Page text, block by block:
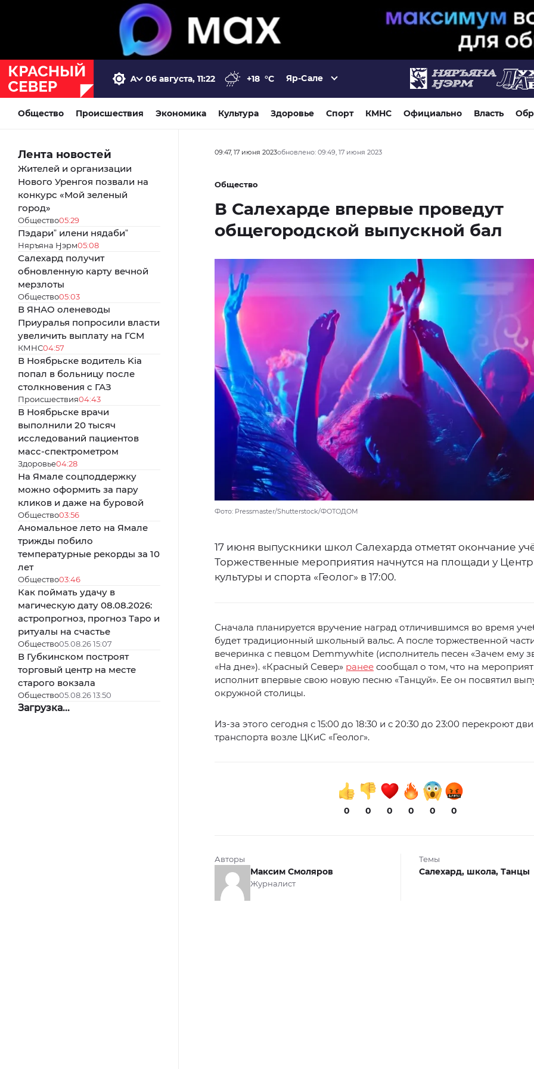
06 августа, 11:22 +18 °C Яр-Сале
Общество Происшествия Экономика Культура Здоровье Спорт КМНС Официально Власть
Лента новостей
Жителей и организации
Нового Уренгоя позвали на
конкурс «Мой зеленый
город»
Общество05:29
Пэдариˮ илени нядабиˮ
Няръяна Ӈэрм05:08
Салехард получит
обновленную карту вечной
мерзлоты
Общество05:03
В ЯНАО оленеводы
Приуралья попросили власти
увеличить выплату на ГСМ
КМНС04:57
В Ноябрьске водитель Kia
попал в больницу после
столкновения с ГАЗ
Происшествия04:43
В Ноябрьске врачи
выполнили 20 тысяч
исследований пациентов
масс-спектрометром
Здоровье04:28
На Ямале соцподдержку
можно оформить за пару
кликов и даже на буровой
Общество03:56
Аномальное лето на Ямале
трижды побило
температурные рекорды за 10
лет
Общество03:46
Как поймать удачу в
магическую дату 08.08.2026:
астропрогноз, прогноз Таро и
ритуалы на счастье
Общество05.08.26 15:07
В Губкинском построят
торговый центр на месте
старого вокзала
Общество05.08.26 13:50
Загрузка...
09:47, 17 июня 2023обновлено: 09:49, 17 июня 2023
Общество
В Салехарде впервые проведут
общегородской выпускной бал
Фото: Pressmaster/Shutterstock/ФОТОДОМ
17 июня выпускники школ Салехарда отметят окончание
Торжественные мероприятия начнутся на площади у
культуры и спорта «Геолог» в 17:00.
Сначала планируется вручение наград отличившимся во время
будет традиционный школьный вальс. А после торжественной
вечеринка с певцом Demmywhite (исполнитель песен «Зачем ему
«На дне»). «Красный Север» ранее сообщал о том, что на
исполнит впервые свою новую песню «Танцуй». Ее он посвятил
окружной столицы.
Из-за этого сегодня с 15:00 до 18:30 и с 20:30 до 23:00 перекроют
транспорта возле ЦКиС «Геолог».
0 0 0 0 0 0
Авторы
Максим Смоляров
Журналист
Темы
Салехард, школа, Танцы